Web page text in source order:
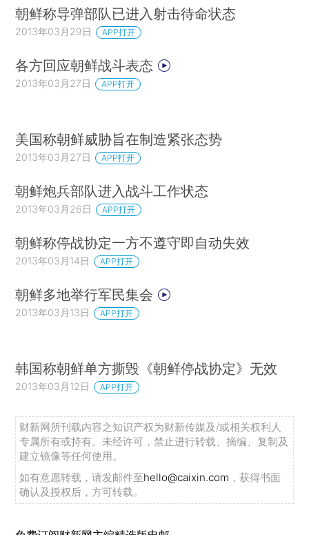
朝鲜称导弹部队已进入射击待命状态
2013年03月29日 APP打开
各方回应朝鲜战斗表态
2013年03月27日 APP打开
美国称朝鲜威胁旨在制造紧张态势
2013年03月27日 APP打开
朝鲜炮兵部队进入战斗工作状态
2013年03月26日 APP打开
朝鲜称停战协定一方不遵守即自动失效
2013年03月14日 APP打开
朝鲜多地举行军民集会
2013年03月13日 APP打开
韩国称朝鲜单方撕毁《朝鲜停战协定》无效
2013年03月12日 APP打开
财新网所刊载内容之知识产权为财新传媒及/或相关权利人
专属所有或持有。未经许可，禁止进行转载、摘编、复制及
建立镜像等任何使用。
如有意愿转载，请发邮件至hello@caixin.com ，获得书面
确认及授权后，方可转载。